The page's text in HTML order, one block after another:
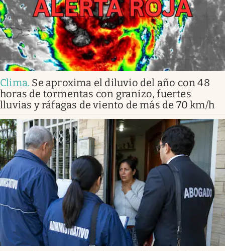
Clima. Se aproxima el diluvio del año con 48
horas de tormentas con granizo, fuertes
lluvias y ráfagas de viento de más de 70 km/h